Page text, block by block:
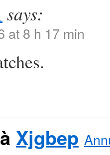
says:
at 8 h 17 min
Xjgbep